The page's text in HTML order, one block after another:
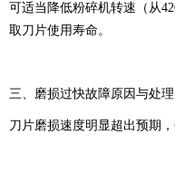
可适当降低粉碎机转速（从
取刀片使用寿命。
三、磨损过快故障原因与处理
刀片磨损速度明显超出预期